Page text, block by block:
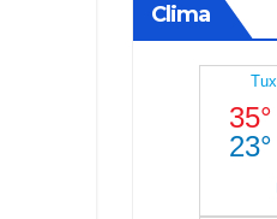
Clima